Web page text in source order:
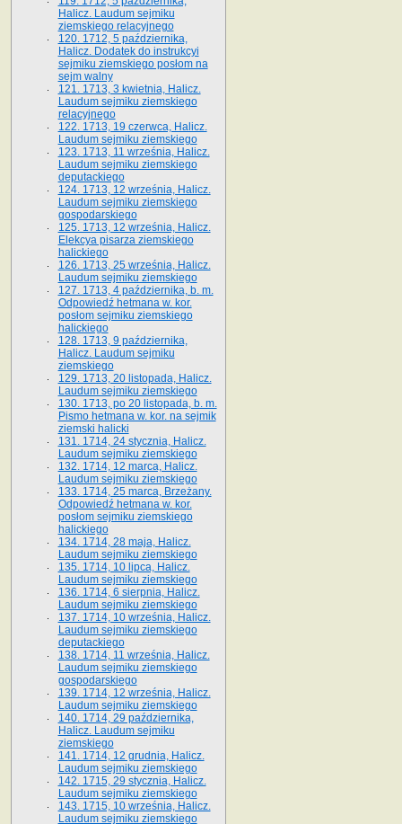
Halicz. Laudum sejmiku
ziemskiego relacyjnego
120. 1712, 5 października,
Halicz. Dodatek do instrukcyi
sejmiku ziemskiego posłom na
sejm walny
121. 1713, 3 kwietnia, Halicz.
Laudum sejmiku ziemskiego
relacyjnego
122. 1713, 19 czerwca, Halicz.
Laudum sejmiku ziemskiego
123. 1713, 11 września, Halicz.
Laudum sejmiku ziemskiego
deputackiego
124. 1713, 12 września, Halicz.
Laudum sejmiku ziemskiego
gospodarskiego
125. 1713, 12 września, Halicz.
Elekcya pisarza ziemskiego
halickiego
126. 1713, 25 września, Halicz.
Laudum sejmiku ziemskiego
127. 1713, 4 października, b. m.
Odpowiedź hetmana w. kor.
posłom sejmiku ziemskiego
halickiego
128. 1713, 9 października,
Halicz. Laudum sejmiku
ziemskiego
129. 1713, 20 listopada, Halicz.
Laudum sejmiku ziemskiego
130. 1713, po 20 listopada, b. m.
Pismo hetmana w. kor. na sejmik
ziemski halicki
131. 1714, 24 stycznia, Halicz.
Laudum sejmiku ziemskiego
132. 1714, 12 marca, Halicz.
Laudum sejmiku ziemskiego
133. 1714, 25 marca, Brzeżany.
Odpowiedź hetmana w. kor.
posłom sejmiku ziemskiego
halickiego
134. 1714, 28 maja, Halicz.
Laudum sejmiku ziemskiego
135. 1714, 10 lipca, Halicz.
Laudum sejmiku ziemskiego
136. 1714, 6 sierpnia, Halicz.
Laudum sejmiku ziemskiego
137. 1714, 10 września, Halicz.
Laudum sejmiku ziemskiego
deputackiego
138. 1714, 11 września, Halicz.
Laudum sejmiku ziemskiego
gospodarskiego
139. 1714, 12 września, Halicz.
Laudum sejmiku ziemskiego
140. 1714, 29 października,
Halicz. Laudum sejmiku
ziemskiego
141. 1714, 12 grudnia, Halicz.
Laudum sejmiku ziemskiego
142. 1715, 29 stycznia, Halicz.
Laudum sejmiku ziemskiego
143. 1715, 10 września, Halicz.
Laudum sejmiku ziemskiego